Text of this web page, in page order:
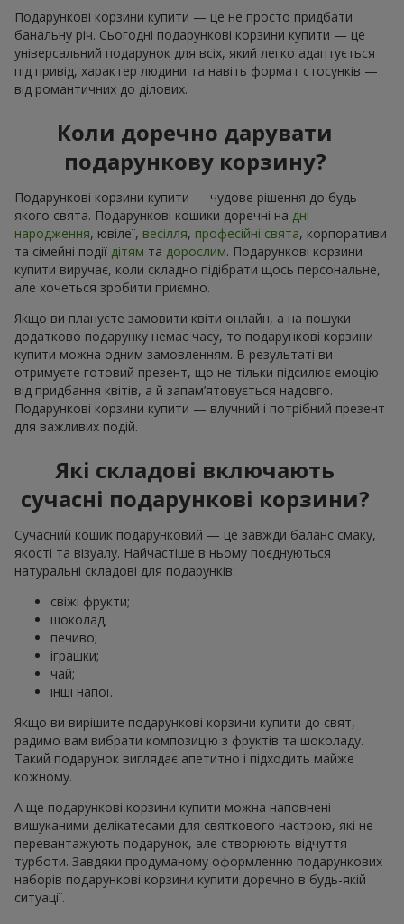
Подарункові корзини купити — це не просто придбати
банальну річ. Сьогодні подарункові корзини купити — це
універсальний подарунок для всіх, який легко адаптується
під привід, характер людини та навіть формат стосунків —
від романтичних до ділових.
Коли доречно дарувати
подарункову корзину?
Подарункові корзини купити — чудове рішення до будь-
якого свята. Подарункові кошики доречні на дні
народження, ювілеї, весілля, професійні свята, корпоративи
та сімейні події дітям та дорослим. Подарункові корзини
купити виручає, коли складно підібрати щось персональне,
але хочеться зробити приємно.
Якщо ви плануєте замовити квіти онлайн, а на пошуки
додатково подарунку немає часу, то подарункові корзини
купити можна одним замовленням. В результаті ви
отримуєте готовий презент, що не тільки підсилює емоцію
від придбання квітів, а й запам’ятовується надовго.
Подарункові корзини купити — влучний і потрібний презент
для важливих подій.
Які складові включають
сучасні подарункові корзини?
Сучасний кошик подарунковий — це завжди баланс смаку,
якості та візуалу. Найчастіше в ньому поєднуються
натуральні складові для подарунків:
свіжі фрукти;
шоколад;
печиво;
іграшки;
чай;
інші напої.
Якщо ви вирішите подарункові корзини купити до свят,
радимо вам вибрати композицію з фруктів та шоколаду.
Такий подарунок виглядає апетитно і підходить майже
кожному.
А ще подарункові корзини купити можна наповнені
вишуканими делікатесами для святкового настрою, які не
перевантажують подарунок, але створюють відчуття
турботи. Завдяки продуманому оформленню подарункових
наборів подарункові корзини купити доречно в будь-якій
ситуації.